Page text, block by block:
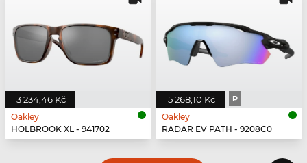
3 234,46 Kč
Oakley
HOLBROOK XL - 941702
5 268,10 Kč P
Oakley
RADAR EV PATH - 9208C0